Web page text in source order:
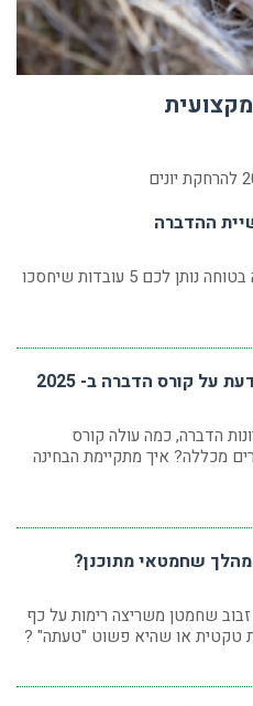
ההדברה
ערן קיוותי מהדברה בטוחה נותן לכם 5 עובדות שיחסכו
על קורס הדברה ב- 2025
הדברה, כמה עולה קורס
מכללה? איך מתקיימת הבחינה
שחמטאי מתוכנן?
שחמטן משריצה רימות על כף
טקטית או שהיא פשוט "טעתה" ?